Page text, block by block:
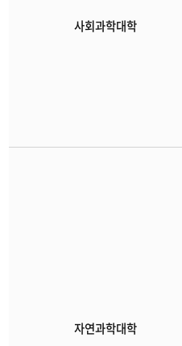
사회과학대학
자연과학대학